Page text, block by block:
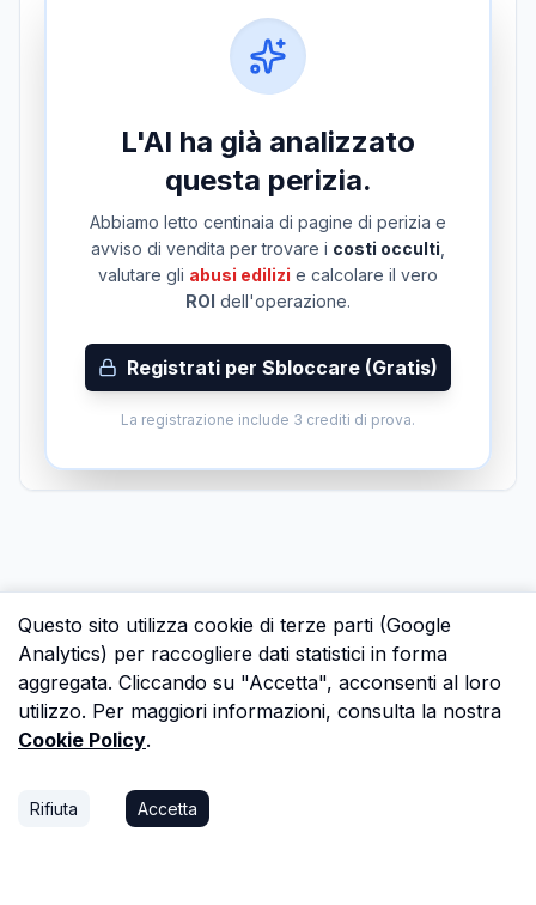
L'AI ha già analizzato
questa perizia.
Abbiamo letto centinaia di pagine di perizia e
avviso di vendita per trovare i costi occulti
valutare gli abusi edilizi e calcolare il vero
ROI dell'operazione.
Registrati per Sbloccare (Gratis)
La registrazione include 3 crediti di prova.
Questo sito utilizza cookie di terze parti (Google
Analytics) per raccogliere dati statistici in forma
aggregata. Cliccando su "Accetta", acconsenti al loro
utilizzo. Per maggiori informazioni, consulta la nostra
Cookie Policy.
Rifiuta Accetta